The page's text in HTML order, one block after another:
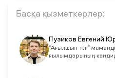
Басқа қызметкерлер:
Пузиков Евгений
“Ағылшын тілі”
ғылымдарының